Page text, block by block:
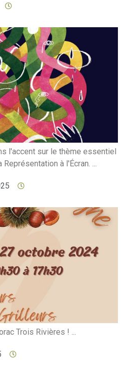
l'accent sur le thème essentiel
à l'Écran. ...
Trois Rivières ! ...